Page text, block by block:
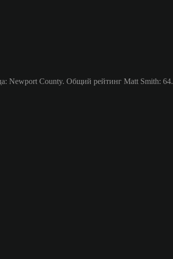
Newport County. Общий рейтинг Matt Smith: 64.